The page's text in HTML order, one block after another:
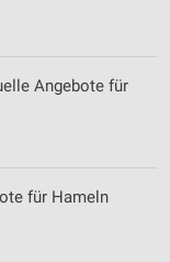
Angebote für
für Hameln